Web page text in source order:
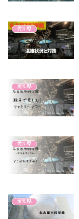
愛知県
愛知県
愛知県
愛知県